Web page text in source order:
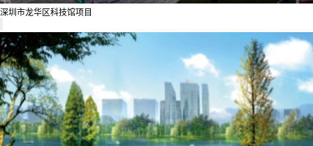
深圳市龙华区科技馆项目